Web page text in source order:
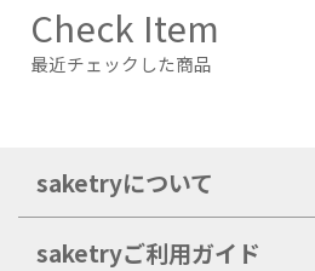
Check Item
最近チェックした商品
saketryについて
saketryご利用ガイド